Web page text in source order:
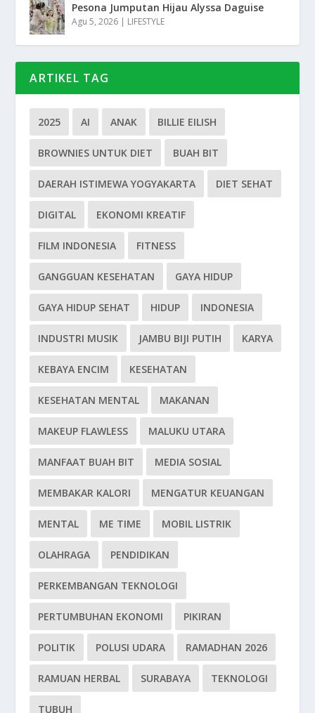
Pesona Jumputan Hijau Alyssa Daguise
Agu 5, 2026 | LIFESTYLE
ARTIKEL TAG
2025 AI ANAK BILLIE EILISH
BROWNIES UNTUK DIET BUAH BIT
DAERAH ISTIMEWA YOGYAKARTA DIET SEHAT
DIGITAL EKONOMI KREATIF
FILM INDONESIA FITNESS
GANGGUAN KESEHATAN GAYA HIDUP
GAYA HIDUP SEHAT HIDUP INDONESIA
INDUSTRI MUSIK JAMBU BIJI PUTIH KARYA
KEBAYA ENCIM KESEHATAN
KESEHATAN MENTAL MAKANAN
MAKEUP FLAWLESS MALUKU UTARA
MANFAAT BUAH BIT MEDIA SOSIAL
MEMBAKAR KALORI MENGATUR KEUANGAN
MENTAL ME TIME MOBIL LISTRIK
OLAHRAGA PENDIDIKAN
PERKEMBANGAN TEKNOLOGI
PERTUMBUHAN EKONOMI PIKIRAN
POLITIK POLUSI UDARA RAMADHAN 2026
RAMUAN HERBAL SURABAYA TEKNOLOGI
TUBUH